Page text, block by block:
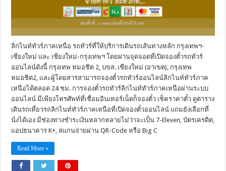
ลิกไนท์ทัวร์ภาคเหนือ รถทัวร์ที่ให้บริการเดินรถเส้นทางหลัก กรุงเทพฯ-
เชียงใหม่ และ เชียงใหม่-กรุงเทพฯ โดยผ่านจุดจอดที่เปิดจองตั๋วรถทัวร์
ออนไลน์ดังนี้ กรุงเทพ หมอชิต 2, บขส. เชียงใหม่ (อาเขต), กรุงเทพ
หมอชิต2, และผู้โดยสารสามารถจองตั๋วรถทัวร์ออนไลน์ลิกไนท์ทัวร์ภาค
เหนือได้ตลอด 24 ชม. การจองตั๋วรถทัวร์ลิกไนท์ทัวร์ภาคเหนือผ่านระบบ
ออนไลน์ มีเพียงโทรศัพท์ที่เชื่อมอินเทอร์เน็ตก็จองตั๋ว เช็คราคาตั๋ว ดูตาราง
เดินรถเที่ยวรถลิกไนท์ทัวร์ภาคเหนือที่เปิดจองตั๋วออนไลน์ แถมยังเลือกที่
นั่งได้เอง มีช่องทางชำระเงินหลากหลายไม่ว่าจะเป็น 7-Eleven, บัตรเครดิต,
แอปธนาคาร K+, สแกนจ่ายผ่าน QR-Code หรือ Big C
Read More »